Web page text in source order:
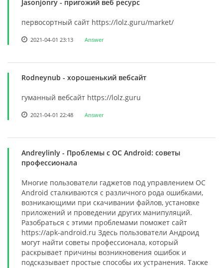
Jasonjonry - пригожий веб ресурс
первосортный сайт https://lolz.guru/market/
2021-04-01 23:13 Answer
Rodneynub - хорошенький вебсайт
гуманный вебсайт https://lolz.guru
2021-04-01 22:48 Answer
Andreylinly - Проблемы с ОС Android: советы
профессионала
Многие пользователи гаджетов под управлением ОС
Android сталкиваются с различного рода ошибками,
возникающими при скачивании файлов, установке
приложений и проведении других манипуляций.
Разобраться с этими проблемами поможет сайт
https://apk-android.ru Здесь пользователи Андроид
могут найти советы профессионала, который
раскрывает причины возникновения ошибок и
подсказывает простые способы их устранения. Также